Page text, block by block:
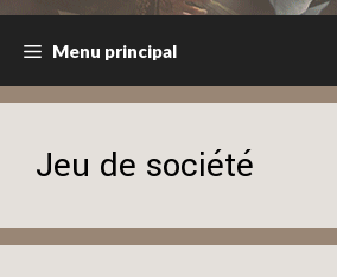
Menu principal
Jeu de société